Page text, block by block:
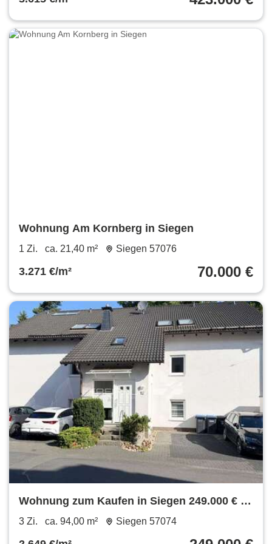
Wohnung Am Kornberg in Siegen
1 Zi. ca. 21,40 m² Siegen 57076
3.271 €/m² 70.000 €
Wohnung zum Kaufen in Siegen 249.000 € 94
m²
3 Zi. ca. 94,00 m² Siegen 57074